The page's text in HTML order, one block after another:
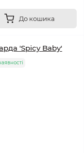
До кошика
'Spicy Baby'